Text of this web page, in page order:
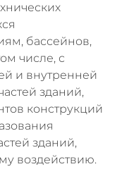
бассейнов,
числе, с
и внутренней
зданий,
конструкций
зданий,
воздействию.